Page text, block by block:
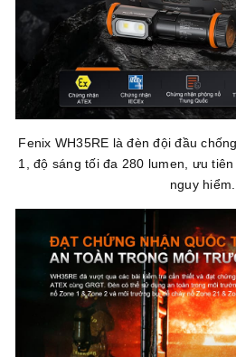
Fenix WH35RE là đèn đội đầu
1, độ sáng tối đa 280 lumen, ưu
nguy hiểm.